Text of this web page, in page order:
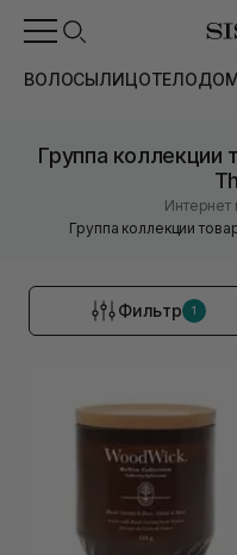
ВОЛОСЫЛИЦОТЕЛО
Группа коллекции
Интернет
Группа коллекции
Фильтр 1